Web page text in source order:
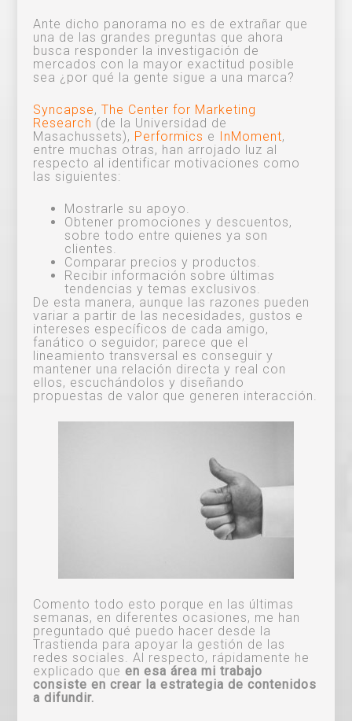
Ante dicho panorama no es de extrañar que
una de las grandes preguntas que ahora
busca responder la investigación de
mercados con la mayor exactitud posible
sea ¿por qué la gente sigue a una marca?
Syncapse,The Center for Marketing
Research (de la Universidad de
Masachussets), Performics e InMoment,
entre muchas otras, han arrojado luz al
respecto al identificar motivaciones como
las siguientes:
Mostrarle su apoyo.
Obtener promociones y descuentos,
sobre todo entre quienes ya son
clientes.
Comparar precios y productos.
Recibir información sobre últimas
tendencias y temas exclusivos.
De esta manera, aunque las razones pueden
variar a partir de las necesidades, gustos e
intereses específicos de cada amigo,
fanático o seguidor; parece que el
lineamiento transversal es conseguir y
mantener una relación directa y real con
ellos, escuchándolos y diseñando
propuestas de valor que generen interacción.
Comento todo esto porque en las últimas
semanas, en diferentes ocasiones, me han
preguntado qué puedo hacer desde la
Trastienda para apoyar la gestión de las
redes sociales. Al respecto, rápidamente he
explicado queen esa área mi trabajo
consiste en crear la estrategia de contenidos
a difundir.